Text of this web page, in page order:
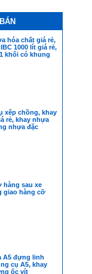
hóa chất giá rẻ,
1000 lít giá rẻ,
khối có khung
xếp chồng, khay
rẻ, khay nhựa
nhựa đặc
hàng sau xe
giao hàng cỡ
A5 đựng linh
cụ A5, khay
ốc vít